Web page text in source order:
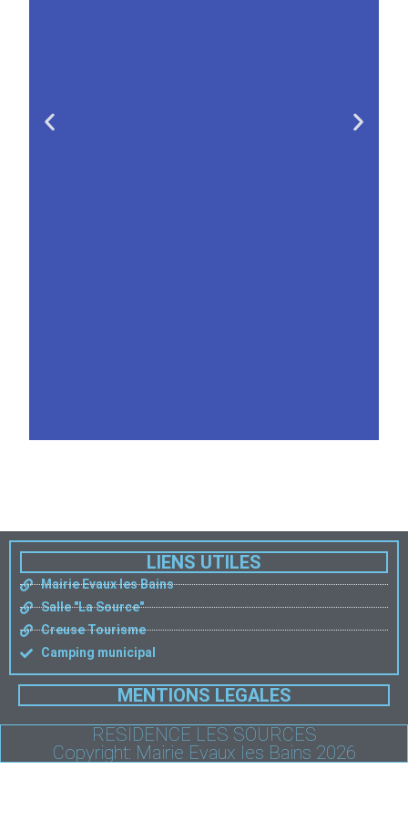
MENTIONS LEGALES
LIENS UTILES
Mairie Evaux les Bains
Salle "La Source"
Creuse Tourisme
Camping municipal
RESIDENCE LES SOURCES
Copyright: Mairie Evaux les Bains 2026